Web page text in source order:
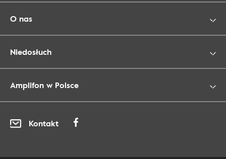
O nas
Niedosłuch
Amplifon w Polsce
Kontakt